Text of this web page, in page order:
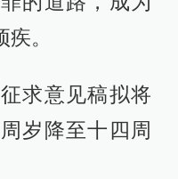
。
求意见稿拟将
岁降至十四周